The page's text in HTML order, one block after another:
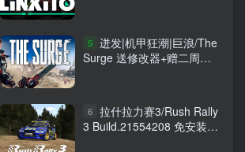
5 迸发|机甲狂潮|巨浪/The
Surge 送修改器+赠二周目
档 免安装中文版
6 拉什拉力赛3/Rush Rally
3 Build.21554208 免安装中